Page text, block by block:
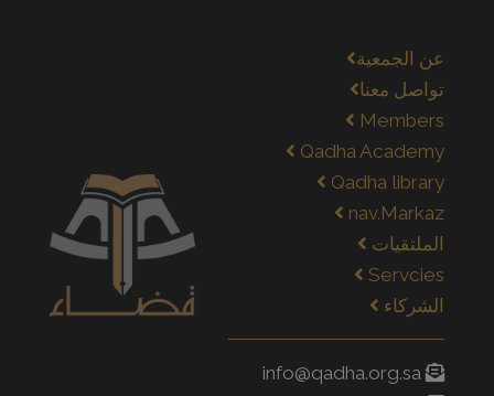
عن الجمعية
تواصل معنا
Members
Qadha Academy
Qadha library
nav.Markaz
الملتقيات
Servcies
الشركاء
info@qadha.org.sa